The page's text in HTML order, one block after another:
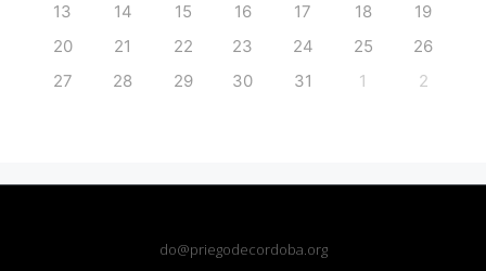
13
14 15 16 17 18
19
20
21 22 23 24 25
26
27
28 29 30 31 1 2
do@priegodecordoba.org